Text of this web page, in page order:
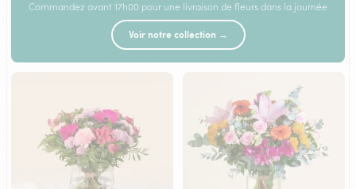
Commandez avant 17h00 pour une livraison de fleurs dans la journée
Voir notre collection →